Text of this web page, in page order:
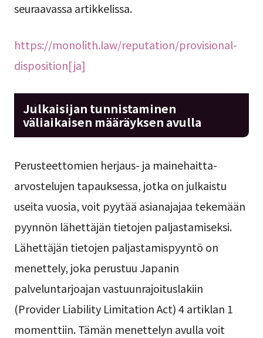
seuraavassa artikkelissa.
https://monolith.law/reputation/provisional-
disposition[ja]
Julkaisijan tunnistaminen
väliaikaisen määräyksen avulla
Perusteettomien herjaus- ja mainehaitta-
arvostelujen tapauksessa, jotka on julkaistu
useita vuosia, voit pyytää asianajajaa tekemään
pyynnön lähettäjän tietojen paljastamiseksi.
Lähettäjän tietojen paljastamispyyntö on
menettely, joka perustuu Japanin
palveluntarjoajan vastuunrajoituslakiin
(Provider Liability Limitation Act) 4 artiklan 1
momenttiin. Tämän menettelyn avulla voit